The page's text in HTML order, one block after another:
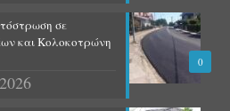
0
σε
και Κολοκοτρώνη